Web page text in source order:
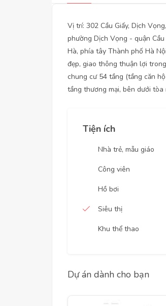
Vị trí: 302 Cầu Giấy, Dịch
phường Dịch Vọng - quận
Hà, phía tây Thành phố Hà
đẹp, giao thông thuận lợi
chung cư 54 tầng (tầng căn
tầng thương mại, bên dưới tòa
Tiện ích
Nhà trẻ, mẫu giáo
Công viên
Hồ bơi
Siêu thị
Khu thể thao
Dự án dành cho bạn